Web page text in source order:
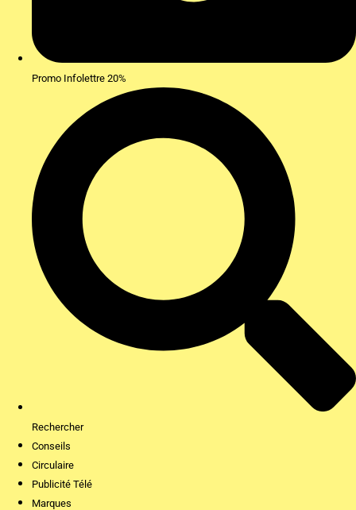
Promo Infolettre 20%
Rechercher
Conseils
Circulaire
Publicité Télé
Marques